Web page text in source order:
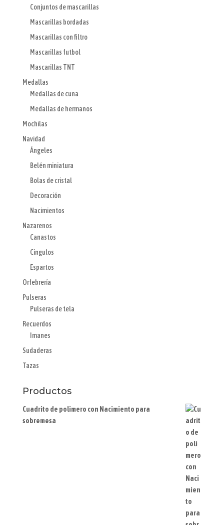
Conjuntos de mascarillas
Mascarillas bordadas
Mascarillas con filtro
Mascarillas futbol
Mascarillas TNT
Medallas
Medallas de cuna
Medallas de hermanos
Mochilas
Navidad
Ángeles
Belén miniatura
Bolas de cristal
Decoración
Nacimientos
Nazarenos
Canastos
Cingulos
Espartos
Orfebrería
Pulseras
Pulseras de tela
Recuerdos
Imanes
Sudaderas
Tazas
Productos
Cuadrito de polimero con Nacimiento para
sobremesa